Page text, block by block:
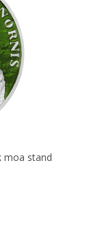
moa stand